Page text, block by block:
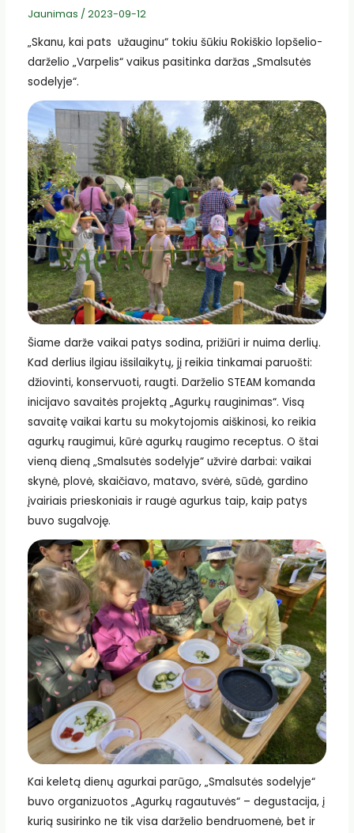
Jaunimas / 2023-09-12
„Skanu, kai pats užauginu“ tokiu šūkiu Rokiškio lopšelio-
darželio „Varpelis“ vaikus pasitinka daržas „Smalsutės
sodelyje“.
Šiame darže vaikai patys sodina, prižiūri ir nuima derlių.
Kad derlius ilgiau išsilaikytų, jį reikia tinkamai paruošti:
džiovinti, konservuoti, raugti. Darželio STEAM komanda
inicijavo savaitės projektą „Agurkų rauginimas“. Visą
savaitę vaikai kartu su mokytojomis aiškinosi, ko reikia
agurkų raugimui, kūrė agurkų raugimo receptus. O štai
vieną dieną „Smalsutės sodelyje“ užvirė darbai: vaikai
skynė, plovė, skaičiavo, matavo, svėrė, sūdė, gardino
įvairiais prieskoniais ir raugė agurkus taip, kaip patys
buvo sugalvoję.
Kai keletą dienų agurkai parūgo, „Smalsutės sodelyje“
buvo organizuotos „Agurkų ragautuvės“ – degustacija, į
kurią susirinko ne tik visa darželio bendruomenė, bet ir